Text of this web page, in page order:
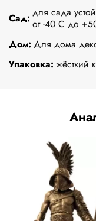
Сад: для сада
от -40 C до
Дом: Для дома
Упаковка: жёсткий